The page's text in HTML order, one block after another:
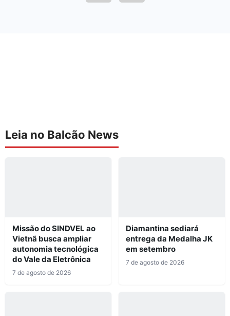
Leia no Balcão News
Missão do SINDVEL ao
Vietnã busca ampliar
autonomia tecnológica
do Vale da Eletrônica
7 de agosto de 2026
Diamantina sediará
entrega da Medalha JK
em setembro
7 de agosto de 2026